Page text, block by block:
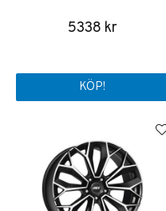
5338 kr
KÖP!